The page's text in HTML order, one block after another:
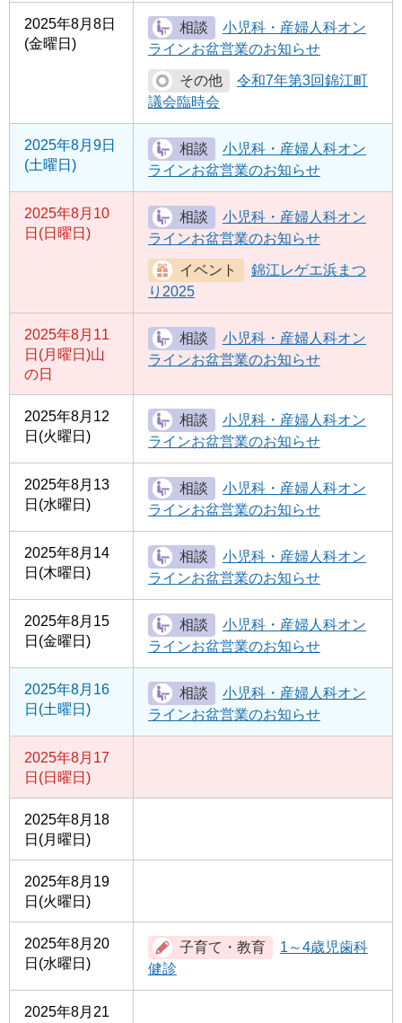
2025年8月8日
(金曜日)
小児科・産婦人科オン
ラインお盆営業のお知らせ
令和7年第3回錦江町
議会臨時会
2025年8月9日
(土曜日)
小児科・産婦人科オン
ラインお盆営業のお知らせ
2025年8月10
日(日曜日)
小児科・産婦人科オン
ラインお盆営業のお知らせ
錦江レゲエ浜まつ
り2025
2025年8月11
日(月曜日)山
の日
小児科・産婦人科オン
ラインお盆営業のお知らせ
2025年8月12
日(火曜日)
小児科・産婦人科オン
ラインお盆営業のお知らせ
2025年8月13
日(水曜日)
小児科・産婦人科オン
ラインお盆営業のお知らせ
2025年8月14
日(木曜日)
小児科・産婦人科オン
ラインお盆営業のお知らせ
2025年8月15
日(金曜日)
小児科・産婦人科オン
ラインお盆営業のお知らせ
2025年8月16
日(土曜日)
小児科・産婦人科オン
ラインお盆営業のお知らせ
2025年8月17
日(日曜日)
2025年8月18
日(月曜日)
2025年8月19
日(火曜日)
2025年8月20
日(水曜日)
1～4歳児歯科
健診
2025年8月21